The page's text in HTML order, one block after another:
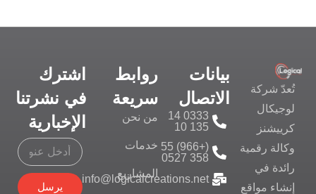
تُعدّ شركة
لوجيكال
كرييشنز
وكالة رقمية
رائدة في
إنشاء مواقع
بيانات
الاتصال
0333 14
135 10
(+966) 55
358 0527
info@logicalcreations.net
روابط
سريعة
من نحن
خدمات
المشاريع
اشترك
في نشرتنا
الإخبارية
يرسل